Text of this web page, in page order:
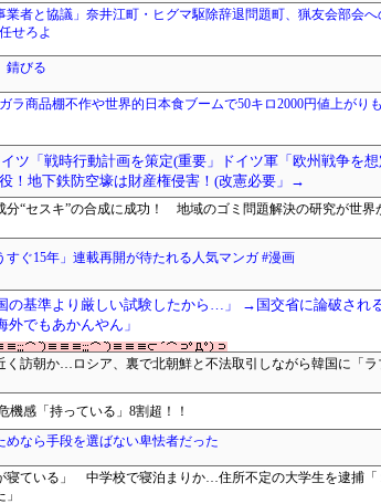
業者と協議」奈井江町・ヒグマ駆除辞退問題町、猟友会部会へ
せろよ
錆びる
ラ商品棚不作や世界的日本食ブームで50キロ2000円値上がり
ツ「戦時行動計画を策定(重要」ドイツ軍「欧州戦争を想
！地下鉄防空壕は財産権侵害！(改憲必要」→
分“セスキ”の合成に成功！ 地域のゴミ問題解決の研究が世界
すぐ15年」連載再開が待たれる人気マンガ #漫画
の基準より厳しい試験したから…」 →国交省に論破され
外でもあかんやん」
く訪朝か…ロシア、裏で北朝鮮と不法取引しながら韓国に「ラ
機感「持っている」8割超！！
めなら手段を選ばない卑怯者だった
寝ている」 中学校で寝泊まりか…住所不定の大学生を逮捕「